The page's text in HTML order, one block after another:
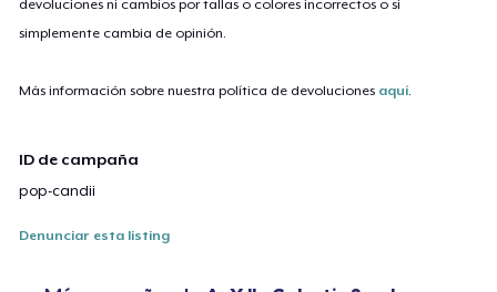
devoluciones ni cambios por tallas o colores incorrectos o si
simplemente cambia de opinión.
Más información sobre nuestra política de devoluciones aquí.
ID de campaña
pop-candii
Denunciar esta listing